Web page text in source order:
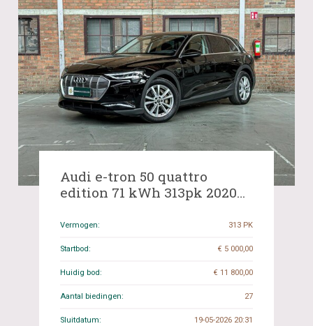
Audi e-tron 50 quattro
edition 71 kWh 313pk 2020
K-399-HL
Vermogen: 313 PK
Startbod: € 5 000,00
Huidig bod: € 11 800,00
Aantal biedingen: 27
Sluitdatum: 19-05-2026 20:31